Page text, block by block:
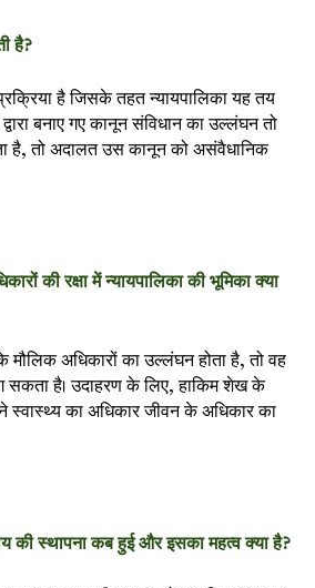
है?
प्रक्रिया है जिसके तहत न्यायपालिका यह तय
बनाए गए कानून संविधान का उल्लंघन तो
है, तो अदालत उस कानून को असंवैधानिक
की रक्षा में न्यायपालिका की भूमिका क्या
मौलिक अधिकारों का उल्लंघन होता है, तो वह
सकता है। उदाहरण के लिए, हाकिम शेख के
ने स्वास्थ्य का अधिकार जीवन के अधिकार का
की स्थापना कब हुई और इसका महत्व क्या है?